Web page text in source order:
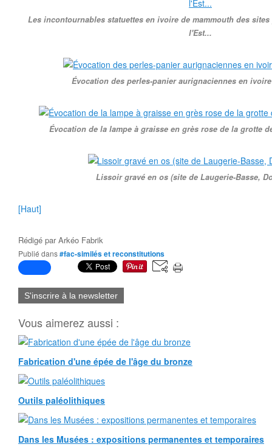
Les incontournables statuettes en ivoire de mammouth des
l'Est...
Évocation des perles-panier aurignaciennes en
Évocation de la lampe à graisse en grès rose de la grotte
Lissoir gravé en os (site de Laugerie-Basse,
[Haut]
Rédigé parArkéo Fabrik
Publié dans#fac-similés et reconstitutions
S'inscrire à la newsletter
Vous aimerez aussi :
Fabrication d'une épée de l'âge du bronze
Outils paléolithiques
Dans les Musées : expositions permanentes et temporaires